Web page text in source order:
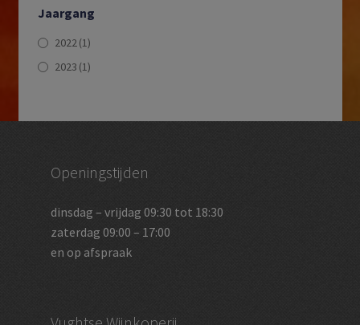
Jaargang
2022(1)
2023 (1)
Openingstijden
dinsdag – vrijdag 09:30 tot 18:30
zaterdag 09:00 – 17:00
en op afspraak